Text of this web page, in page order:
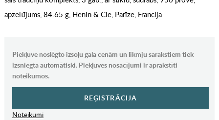
apzeltījums, 84.65 g, Henin & Cie, Parīze, Francija
Piekļuve noslēgto izsoļu gala cenām un likmju sarakstiem tiek
izsniegta automātiski. Piekļuves nosacījumi ir aprakstīti
noteikumos.
REĢISTRĀCIJA
Noteikumi